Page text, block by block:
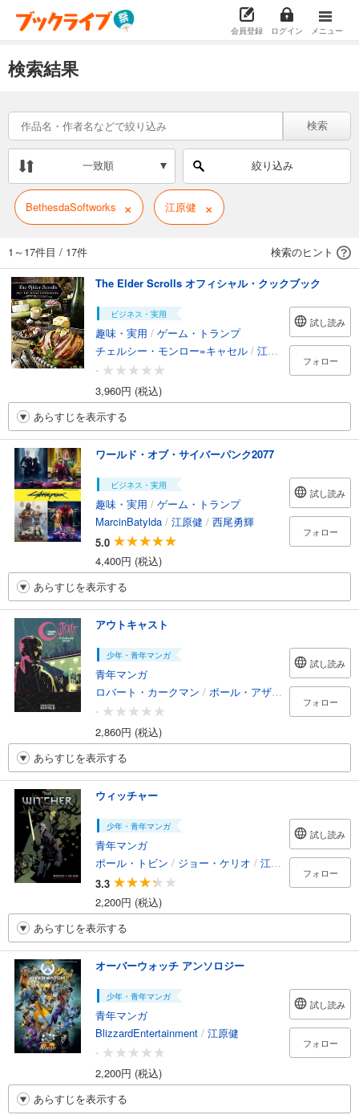
会員登録 ログイン メニュー
検索結果
検索
一致順 絞り込み
BethesdaSoftworks × 江原健 ×
1～17件目 / 17件 検索のヒント
The Elder Scrolls オフィシャル・クックブック
ビジネス・実用
趣味・実用 / ゲーム・トランプ
チェルシー・モンロー=キャセル / 江原健
-
3,960円 (税込)
試し読み
フォロー
あらすじを表示する
ワールド・オブ・サイバーパンク2077
ビジネス・実用
趣味・実用 / ゲーム・トランプ
MarcinBatylda / 江原健 / 西尾勇輝
5.0
4,400円 (税込)
試し読み
フォロー
あらすじを表示する
アウトキャスト
少年・青年マンガ
青年マンガ
ロバート・カークマン / ポール・アザセタ /エリザベス
-
2,860円 (税込)
試し読み
フォロー
あらすじを表示する
ウィッチャー
少年・青年マンガ
青年マンガ
ポール・トビン / ジョー・ケリオ / 江原健 /本間覚
3.3
2,200円 (税込)
試し読み
フォロー
あらすじを表示する
オーバーウォッチ アンソロジー
少年・青年マンガ
青年マンガ
BlizzardEntertainment / 江原健
-
2,200円 (税込)
試し読み
フォロー
あらすじを表示する